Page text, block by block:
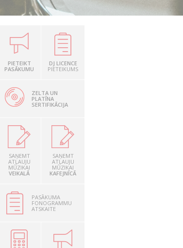
PIETEIKT
PASĀKUMU
DJ LICENCE
PIETEIKUMS
ZELTA UN
PLATĪNA
SERTIFIKĀCIJA
SAŅEMT
ATĻAUJU
MŪZIKAI
VEIKALĀ
SAŅEMT
ATĻAUJU
MŪZIKAI
KAFEJNĪCĀ
PASĀKUMA
FONOGRAMMU
ATSKAITE